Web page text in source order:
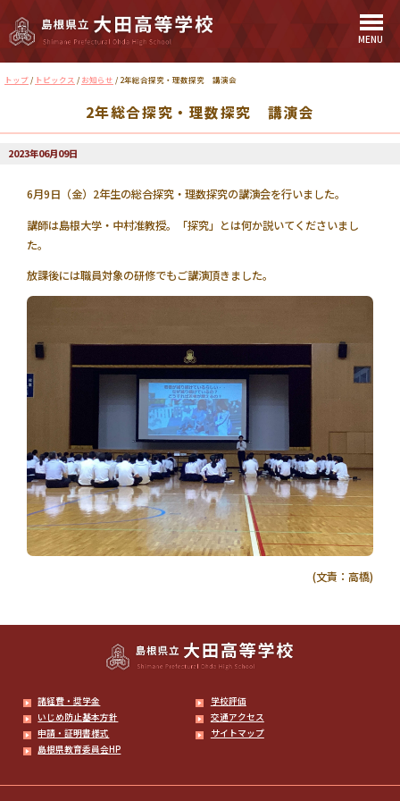
MENU
現
トップ / トピックス / お知らせ / 2年総合探究・理数探究 講演会
2年総合探究・理数探究 講演会
2023年06月09日
6月9日（金）2年生の総合探究・理数探究の講演会を行いました。
講師は島根大学・中村准教授。「探究」とは何か説いてくださいまし
た。
放課後には職員対象の研修でもご講演頂きました。
(文責：高橋)
諸経費・奨学金
学校評価
いじめ防止基本方針
交通アクセス
申請・証明書様式
サイトマップ
島根県教育委員会HP